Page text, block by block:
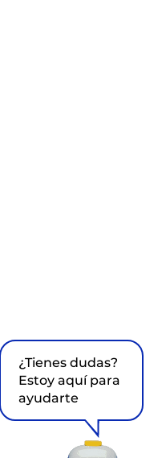
¿Tienes dudas?
Estoy aquí para
ayudarte